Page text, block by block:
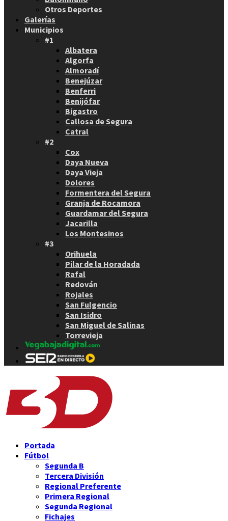
Otros Deportes
Galerías
Municipios
#1
Albatera
Algorfa
Almoradí
Benejúzar
Benferri
Benijófar
Bigastro
Callosa de Segura
Catral
#2
Cox
Daya Nueva
Daya Vieja
Dolores
Formentera del Segura
Granja de Rocamora
Guardamar del Segura
Jacarilla
Los Montesinos
#3
Orihuela
Pilar de la Horadada
Rafal
Redován
Rojales
San Fulgencio
San Isidro
San Miguel de Salinas
Torrevieja
Portada
Fútbol
Segunda B
Tercera División
Regional Preferente
Primera Regional
Segunda Regional
Fichajes